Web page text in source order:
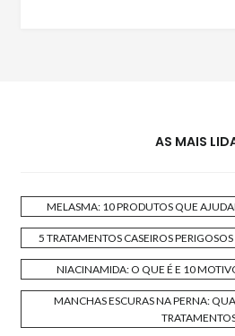
AS MAIS
MELASMA: 10 PRODUTOS QUE
5 TRATAMENTOS CASEIROS
NIACINAMIDA: O QUE É E 10
MANCHAS ESCURAS NA PERNA: